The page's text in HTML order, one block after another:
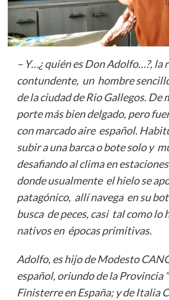
– Y…¿ quién es Don Adolfo…?, la
contundente, un hombre
de la ciudad de Rio Gallegos. De
porte más bien delgado, pero
con marcado aire español.
subir a una barca o bote solo y
desafiando al clima en
donde usualmente el hielo se
patagónico, allí navega en su
busca de peces, casi tal como lo
nativos en épocas primitivas.
Adolfo, es hijo de Modesto
español, oriundo de la Provincia
Finisterre en España; y de Italia